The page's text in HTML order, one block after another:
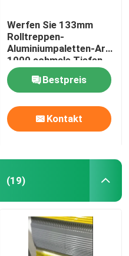
Werfen Sie 133mm
Rolltreppen-
Aluminiumpaletten-Art
1000 schmale Tiefen-
Rolltreppen-Ersatzteil
Bestpreis
Kontakt
(19)